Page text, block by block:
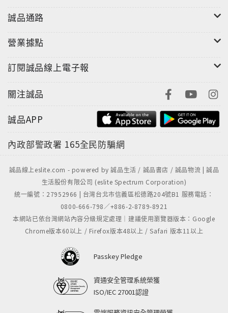
誠品通路
營業據點
訂閱誠品線上電子報
關注誠品
誠品APP
內政部警政署 165全民防騙網
誠品線上eslite.com - powered by 誠品生活 / 誠品書店 / 誠品物流 | 誠品
生活股份有限公司 (eslite Spectrum Corporation)
統一編號：27952966 | 台灣台北市信義區松德路204號B1 服務電話：
0800-666-798／+886-2-8789-8921
本網站已依台灣網站內容分級規定處理｜建議使用瀏覽器版本：Google
Chrome版本60以上 / Firefox版本48以上 / Safari 版本11以上
Passkey Pledge
資通安全管理系統榮獲
ISO/IEC 27001認證